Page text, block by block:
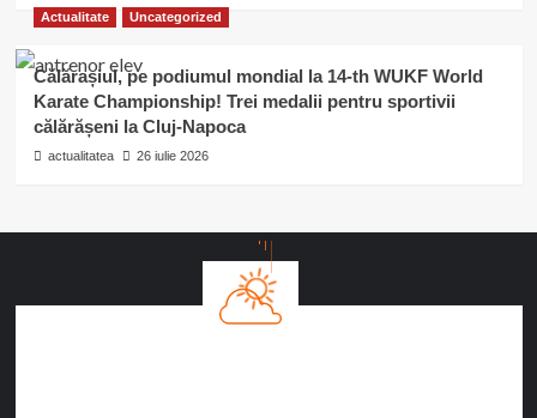
Actualitate Uncategorized
Călărașiul, pe podiumul mondial la 14-th WUKF World
Karate Championship! Trei medalii pentru sportivii
călărășeni la Cluj-Napoca
actualitatea 26 iulie 2026